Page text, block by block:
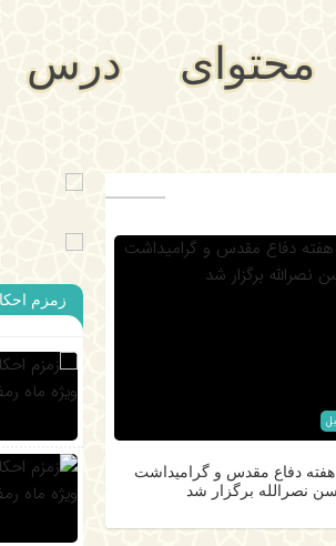
محتوای درس
اخلاق
دفاع مقدس و گرامیداشت
نصرالله برگزار شد
دیدار آیت
علما و
زمزم